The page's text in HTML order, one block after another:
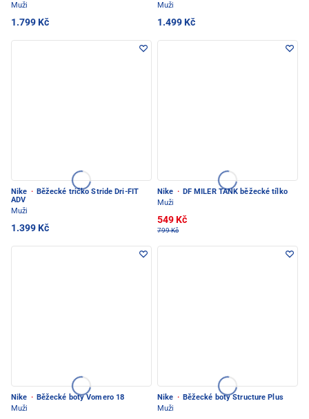
Muži
1.799 Kč
Muži
1.499 Kč
Nike · Běžecké tričko Stride Dri-FIT
ADV
Muži
1.399 Kč
Nike · DF MILER TANK běžecké tílko
Muži
549 Kč
799 Kč
Nike · Běžecké boty Vomero 18
Muži
Nike · Běžecké boty Structure Plus
Muži